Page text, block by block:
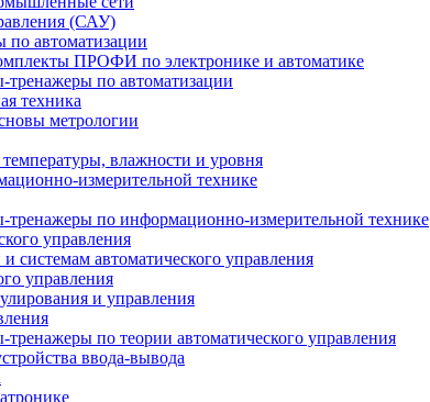
(САУ)
по автоматизации
ПРОФИ по электронике и автоматике
по автоматизации
техника
метрологии
влажности и уровня
измерительной технике
тренажеры по информационно-измерительной технике
управления
системам автоматического управления
управления
и управления
по теории автоматического управления
ввода-вывода